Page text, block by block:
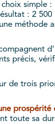
: 2
méthode
précis,
de trois
prospérité
toute sa